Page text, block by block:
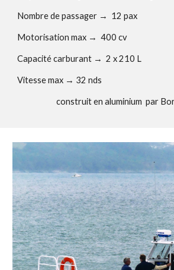
Nombre de passager → 12 pax
Motorisation max →400 cv
Capacité carburant → 2 x 210 L
Vitesse max → 32 nds
construit en aluminium par